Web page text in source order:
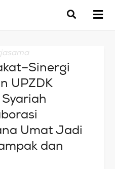
UPZDK
Umat Jadi
dan